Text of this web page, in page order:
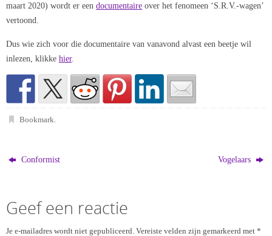
maart 2020) wordt er een documentaire over het fenomeen ‘S.R.V.-wagen’
vertoond.
Dus wie zich voor die documentaire van vanavond alvast een beetje wil
inlezen, klikke hier.
Bookmark
Conformist Vogelaars
Geef een reactie
Je e-mailadres wordt niet gepubliceerd. Vereiste velden zijn gemarkeerd met *